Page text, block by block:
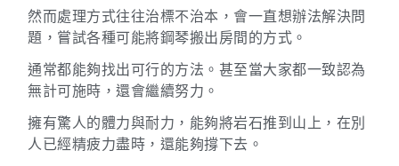
然而處理方式往往治標不治本，會一直想辦法解決問
題，嘗試各種可能將鋼琴搬出房間的方式。
通常都能夠找出可行的方法。甚至當大家都一致認為
無計可施時，還會繼續努力。
擁有驚人的體力與耐力，能夠將岩石推到山上，在別
人已經精疲力盡時，還能夠撐下去。